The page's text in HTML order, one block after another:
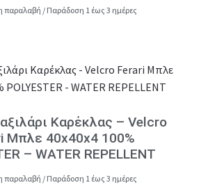
παραλαβή / Παράδοση 1 έως 3 ημέρες
Καρέκλας – Velcro
Μπλε 40x40x4 100%
– WATER REPELLENT
παραλαβή / Παράδοση 1 έως 3 ημέρες